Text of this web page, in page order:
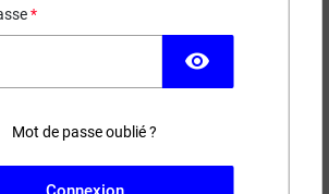
visibility
Mot de passe oublié ?
Capacité
AJOUTER AU PANIER